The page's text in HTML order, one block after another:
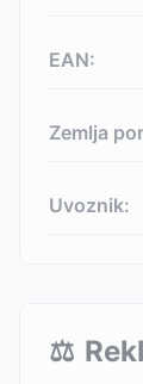
EAN:
Zemlja
Uvoznik:
⚖️